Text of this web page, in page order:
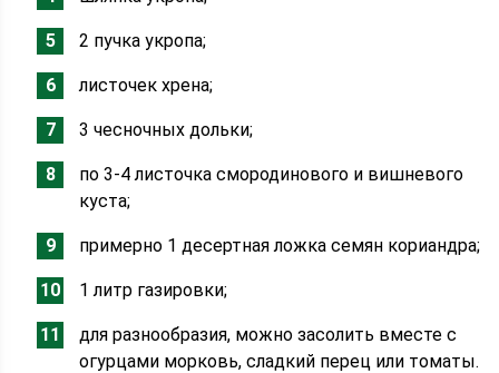
2 пучка укропа;
листочек хрена;
3 чесночных дольки;
по 3-4 листочка смородинового и вишневого
куста;
примерно 1 десертная ложка семян кориандра;
1 литр газировки;
для разнообразия, можно засолить вместе с
огурцами морковь, сладкий перец или томаты.